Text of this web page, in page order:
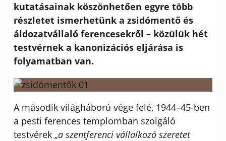
kutatásainak köszönhetően egyre több
részletet ismerhetünk a zsidómentő és
áldozatvállaló ferencesekről – közülük hét
testvérnek a kanonizációs eljárása is
folyamatban van.
A második világháború vége felé, 1944–45-ben
a pesti ferences templomban szolgáló
testvérek „a szentferenci vállalkozó szeretet